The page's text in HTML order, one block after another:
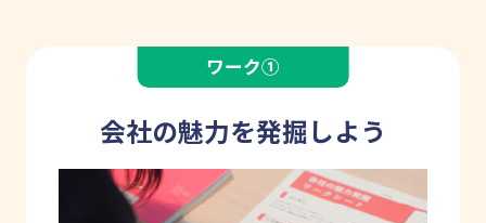
会社の魅力を発掘しよう